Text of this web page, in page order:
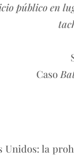
público en
Caso
la